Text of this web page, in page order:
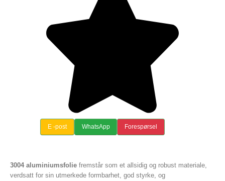
E -post WhatsApp Forespørsel
3004 aluminiumsfolie fremstår som et allsidig og robust materiale,
verdsatt for sin utmerkede formbarhet, god styrke, og